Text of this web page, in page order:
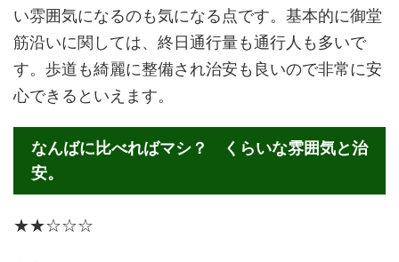
い雰囲気になるのも気になる点です。基本的に御堂
筋沿いに関しては、終日通行量も通行人も多いで
す。歩道も綺麗に整備され治安も良いので非常に安
心できるといえます。
なんばに比べればマシ？ くらいな雰囲気と治
安。
★★☆☆☆